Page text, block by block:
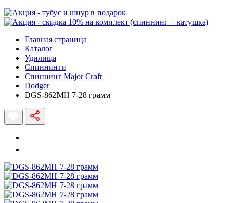
Главная страница
Каталог
Удилища
Спиннинги
Спиннинг Major Craft
Dodger
DGS-862MH 7-28 грамм